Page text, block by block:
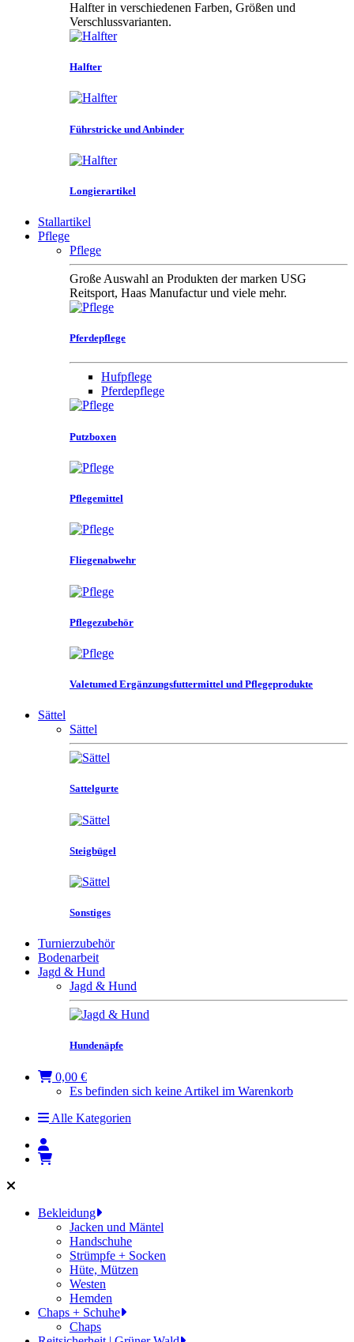
Halfter in verschiedenen Farben, Größen und
Verschlussvarianten.
Halfter
Führstricke und Anbinder
Longierartikel
Stallartikel
Pflege
Pflege
Große Auswahl an Produkten der marken USG
Reitsport, Haas Manufactur und viele mehr.
Pferdepflege
Hufpflege
Pferdepflege
Putzboxen
Pflegemittel
Fliegenabwehr
Pflegezubehör
Valetumed Ergänzungsfuttermittel und Pflegeprodukte
Sättel
Sättel
Sattelgurte
Steigbügel
Sonstiges
Turnierzubehör
Bodenarbeit
Jagd & Hund
Jagd & Hund
Hundenäpfe
0,00 €
Es befinden sich keine Artikel im Warenkorb
Alle Kategorien
Bekleidung
Jacken und Mäntel
Handschuhe
Strümpfe + Socken
Hüte, Mützen
Westen
Hemden
Chaps + Schuhe
Chaps